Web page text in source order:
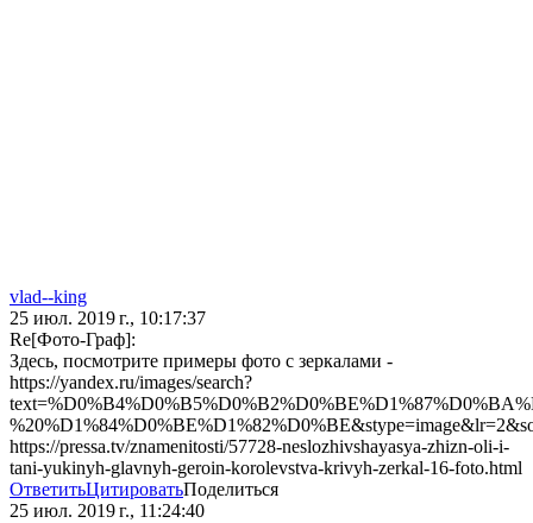
vlad--king
25 июл. 2019 г., 10:17:37
Re[Фото-Граф]:
Здесь, посмотрите примеры фото с зеркалами -
https://yandex.ru/images/search?
https://pressa.tv/znamenitosti/57728-neslozhivshayasya-zhizn-oli-i-
tani-yukinyh-glavnyh-geroin-korolevstva-krivyh-zerkal-16-foto.html
ОтветитьЦитироватьПоделиться
25 июл. 2019 г., 11:24:40